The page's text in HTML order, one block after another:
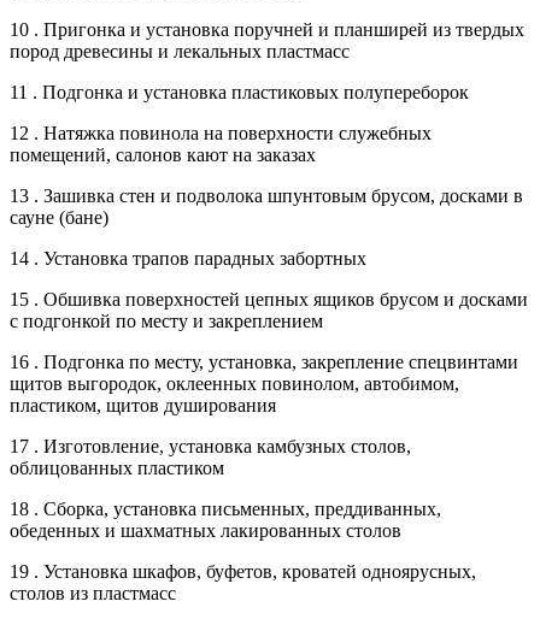
10 . Пригонка и установка поручней и планширей из твердых
пород древесины и лекальных пластмасс
11 . Подгонка и установка пластиковых полупереборок
12 . Натяжка повинола на поверхности служебных
помещений, салонов кают на заказах
13 . Зашивка стен и подволока шпунтовым брусом, досками в
сауне (бане)
14 . Установка трапов парадных забортных
15 . Обшивка поверхностей цепных ящиков брусом и досками
с подгонкой по месту и закреплением
16 . Подгонка по месту, установка, закрепление спецвинтами
щитов выгородок, оклеенных повинолом, автобимом,
пластиком, щитов душирования
17 . Изготовление, установка камбузных столов,
облицованных пластиком
18 . Сборка, установка письменных, преддиванных,
обеденных и шахматных лакированных столов
19 . Установка шкафов, буфетов, кроватей одноярусных,
столов из пластмасс